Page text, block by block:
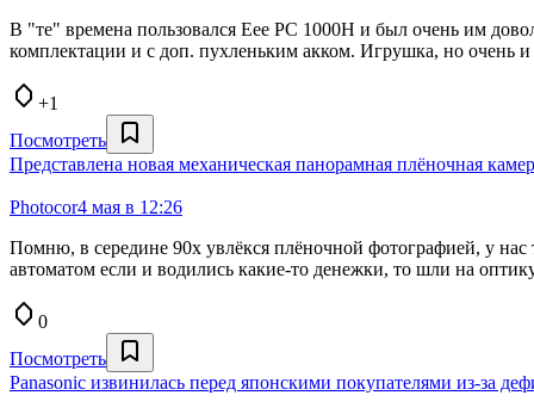
В "те" времена пользовался Eee PC 1000H и был очень им
комплектации и с доп. пухленьким акком. Игрушка, но очень
+1
Посмотреть
Представлена новая механическая панорамная плёночная
Photocor4 мая в 12:26
Помню, в середине 90х увлёкся плёночной фотографией, у нас
автоматом если и водились какие-то денежки, то шли на
0
Посмотреть
Panasonic извинилась перед японскими покупателями из-за